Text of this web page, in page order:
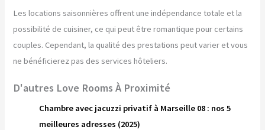
Les locations saisonnières offrent une indépendance totale et la
possibilité de cuisiner, ce qui peut être romantique pour certains
couples. Cependant, la qualité des prestations peut varier et vous
ne bénéficierez pas des services hôteliers.
D'autres Love Rooms À Proximité
Chambre avec jacuzzi privatif à Marseille 08 : nos 5
meilleures adresses (2025)